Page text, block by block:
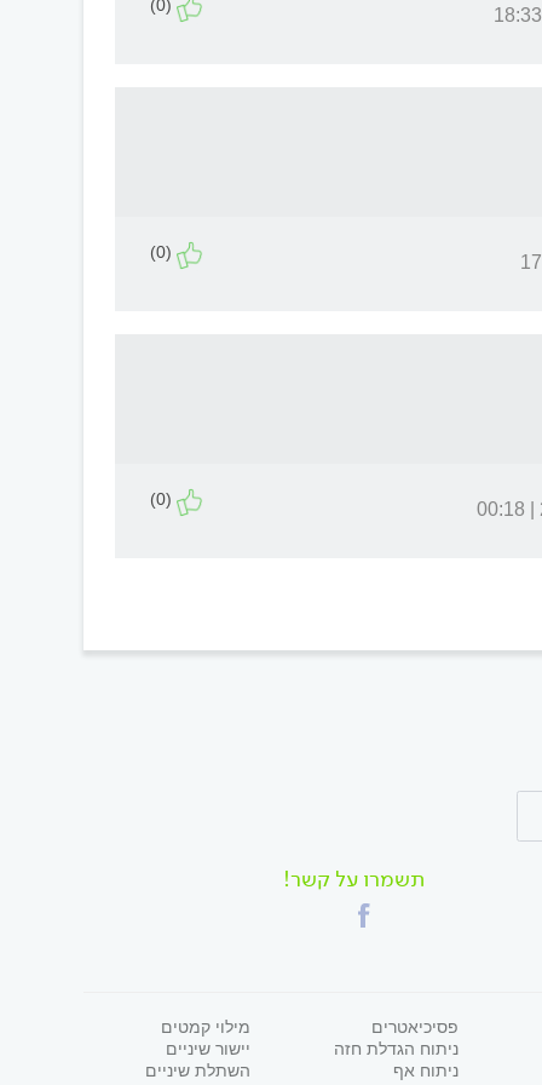
(0)
(0)
(0)
תשמרו על קשר!
פסיכיאטרים
ניתוח הגדלת חזה
ניתוח אף
מילוי קמטים
יישור שיניים
השתלת שיניים